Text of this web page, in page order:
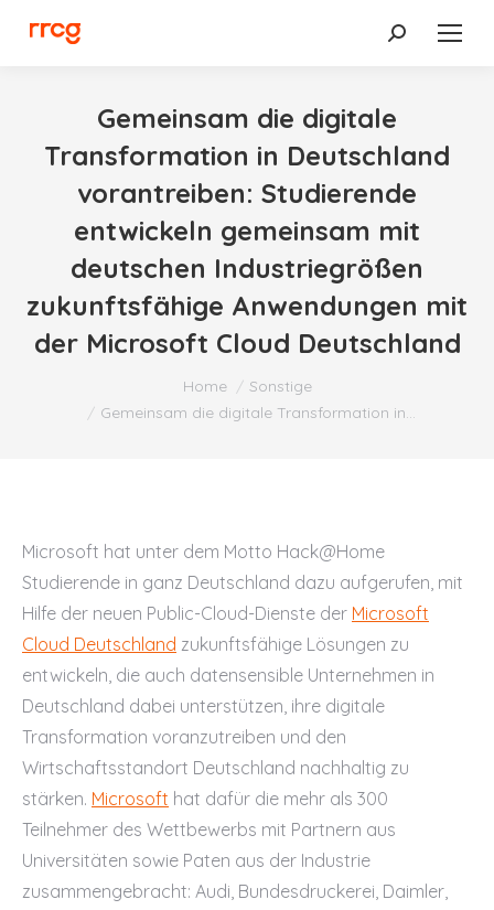
Search:
Gemeinsam die digitale
Transformation in Deutschland
vorantreiben: Studierende
entwickeln gemeinsam mit
deutschen Industriegrößen
zukunftsfähige Anwendungen mit
der Microsoft Cloud Deutschland
Home
Sonstige
Gemeinsam die digitale Transformation in…
Microsoft hat unter dem Motto Hack@Home
Studierende in ganz Deutschland dazu aufgerufen, mit
Hilfe der neuen Public-Cloud-Dienste der Microsoft
Cloud Deutschland zukunftsfähige Lösungen zu
entwickeln, die auch datensensible Unternehmen in
Deutschland dabei unterstützen, ihre digitale
Transformation voranzutreiben und den
Wirtschaftsstandort Deutschland nachhaltig zu
stärken. Microsoft hat dafür die mehr als 300
Teilnehmer des Wettbewerbs mit Partnern aus
Universitäten sowie Paten aus der Industrie
zusammengebracht: Audi, Bundesdruckerei, Daimler,